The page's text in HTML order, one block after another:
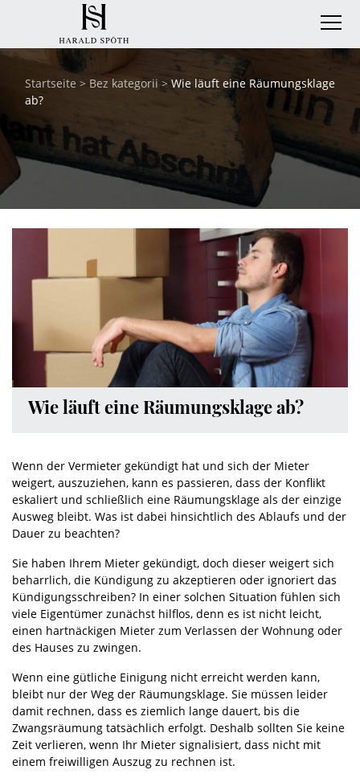
Startseite > Bez kategorii > Wie läuft eine Räumungsklage
ab?
Wie läuft eine Räumungsklage ab?
Wenn der Vermieter gekündigt hat und sich der Mieter
weigert, auszuziehen, kann es passieren, dass der Konflikt
eskaliert und schließlich eine Räumungsklage als der einzige
Ausweg bleibt. Was ist dabei hinsichtlich des Ablaufs und der
Dauer zu beachten?
Sie haben Ihrem Mieter gekündigt, doch dieser weigert sich
beharrlich, die Kündigung zu akzeptieren oder ignoriert das
Kündigungsschreiben? In einer solchen Situation fühlen sich
viele Eigentümer zunächst hilflos, denn es ist nicht leicht,
einen hartnäckigen Mieter zum Verlassen der Wohnung oder
des Hauses zu zwingen.
Wenn eine gütliche Einigung nicht erreicht werden kann,
bleibt nur der Weg der Räumungsklage. Sie müssen leider
damit rechnen, dass es ziemlich lange dauert, bis die
Zwangsräumung tatsächlich erfolgt. Deshalb sollten Sie keine
Zeit verlieren, wenn Ihr Mieter signalisiert, dass nicht mit
einem freiwilligen Auszug zu rechnen ist.